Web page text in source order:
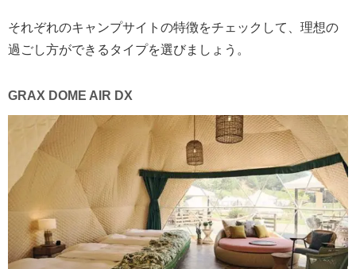
それぞれのキャンプサイトの特徴をチェックして、理想の
過ごし方ができるタイプを選びましょう。
GRAX DOME AIR DX